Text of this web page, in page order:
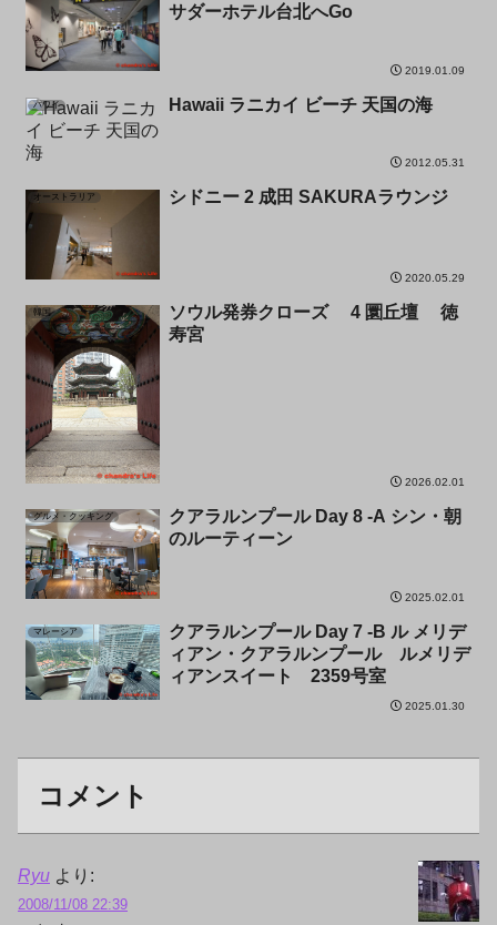
サダーホテル台北へGo
2019.01.09
ハワイ Hawaii ラニカイ ビーチ 天国の海
2012.05.31
オーストラリア シドニー 2 成田 SAKURAラウンジ
2020.05.29
韓国
ソウル発券クローズ 4 圜丘壇 徳
寿宮
2026.02.01
グルメ・クッキング
クアラルンプール Day 8 -A シン・朝
のルーティーン
2025.02.01
マレーシア
クアラルンプール Day 7 -B ル メリデ
ィアン・クアラルンプール ルメリデ
ィアンスイート 2359号室
2025.01.30
コメント
Ryu より:
2008/11/08 22:39